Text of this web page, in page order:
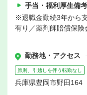
手当・福利厚生備考
※退職金勤続3年から
有り／薬剤師賠償保険
勤務地・アクセス
原則、引越しを伴う転勤なし
兵庫県豊岡市野田164